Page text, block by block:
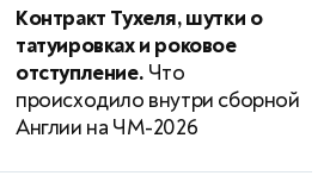
Контракт Тухеля, шутки о
татуировках и роковое
отступление. Что
происходило внутри сборной
Англии на ЧМ-2026